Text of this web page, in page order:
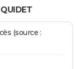
(source :